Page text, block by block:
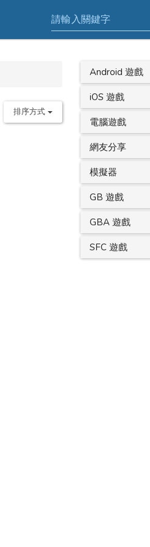
排序方式
Android 遊戲
iOS 遊戲
電腦遊戲
網友分享
模擬器
GB 遊戲
GBA 遊戲
SFC 遊戲